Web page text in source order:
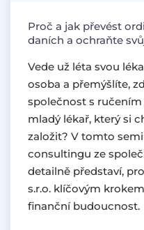
Proč a jak převést
daních a ochraňte
Vede už léta svou
osoba a přemýšlíte,
společnost s
mladý lékař, který si
založit? V tomto
consultingu ze
detailně představí,
s.r.o. klíčovým
finanční budoucnost.